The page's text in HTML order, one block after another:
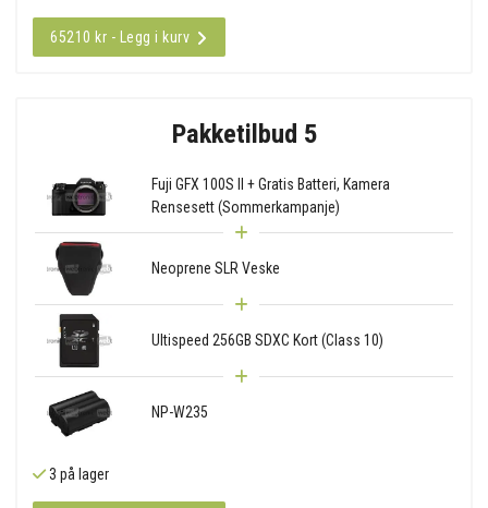
65210 kr - Legg i kurv
Pakketilbud 5
Fuji GFX 100S II + Gratis Batteri, Kamera
Rensesett (Sommerkampanje)
Neoprene SLR Veske
Ultispeed 256GB SDXC Kort (Class 10)
NP-W235
3 på lager